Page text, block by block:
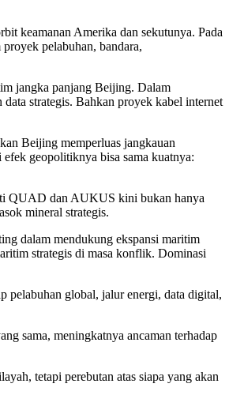
keamanan Amerika dan sekutunya. Pada
pelabuhan, bandara,
jangka panjang Beijing. Dalam
strategis. Bahkan proyek kabel internet
Beijing memperluas jangkauan
geopolitiknya bisa sama kuatnya:
QUAD dan AUKUS kini bukan hanya
mineral strategis.
dalam mendukung ekspansi maritim
strategis di masa konflik. Dominasi
pelabuhan global, jalur energi, data digital,
sama, meningkatnya ancaman terhadap
tetapi perebutan atas siapa yang akan